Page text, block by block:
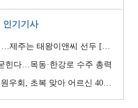
인기기사
앤씨 선두 [이 지역 분양왕-강원·제주]
힌다…목동·한강로 수주 총력
복 맞아 어르신 400명에 삼계탕 나눔